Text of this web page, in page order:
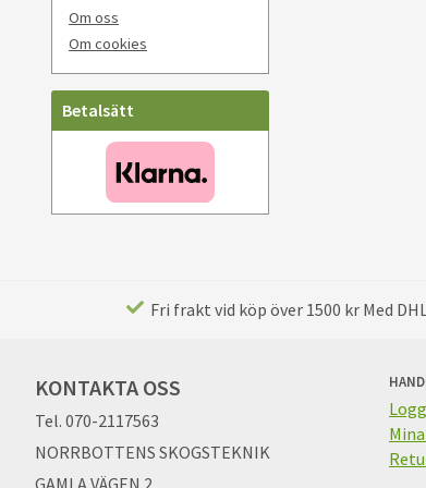
Om oss
Om cookies
Betalsätt
Fri frakt vid köp över 1500 kr Med
KONTAKTA OSS
Tel. 070-2117563
NORRBOTTENS SKOGSTEKNIK
GAMLA VÄGEN 2